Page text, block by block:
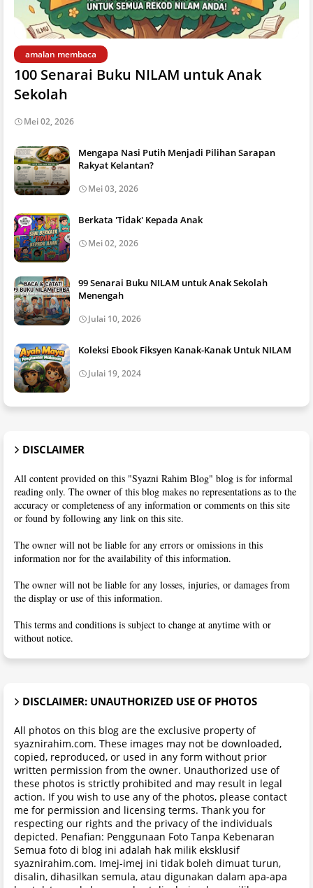
amalan membaca
100 Senarai Buku NILAM untuk Anak
Sekolah
Mei 02, 2026
Mengapa Nasi Putih Menjadi Pilihan Sarapan
Rakyat Kelantan?
Mei 03, 2026
Berkata 'Tidak' Kepada Anak
Mei 02, 2026
99 Senarai Buku NILAM untuk Anak Sekolah
Menengah
Julai 10, 2026
Koleksi Ebook Fiksyen Kanak-Kanak Untuk NILAM
Julai 19, 2024
DISCLAIMER
All content provided on this "Syazni Rahim Blog" blog is for informal
reading only. The owner of this blog makes no representations as to the
accuracy or completeness of any information or comments on this site
or found by following any link on this site.
The owner will not be liable for any errors or omissions in this
information nor for the availability of this information.
The owner will not be liable for any losses, injuries, or damages from
the display or use of this information.
This terms and conditions is subject to change at anytime with or
without notice.
DISCLAIMER: UNAUTHORIZED USE OF PHOTOS
All photos on this blog are the exclusive property of
syaznirahim.com. These images may not be downloaded,
copied, reproduced, or used in any form without prior
written permission from the owner. Unauthorized use of
these photos is strictly prohibited and may result in legal
action. If you wish to use any of the photos, please contact
me for permission and licensing terms. Thank you for
respecting our rights and the privacy of the individuals
depicted. Penafian: Penggunaan Foto Tanpa Kebenaran
Semua foto di blog ini adalah hak milik eksklusif
syaznirahim.com. Imej-imej ini tidak boleh dimuat turun,
disalin, dihasilkan semula, atau digunakan dalam apa-apa